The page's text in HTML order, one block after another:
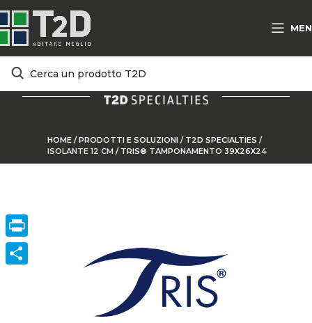
HOME /PRODOTTI E SOLUZIONI / T2D SPECIALTIES/
ISOLANTE 12 CM / TRIS® TAMPONAMENTO 39X26X24
Print